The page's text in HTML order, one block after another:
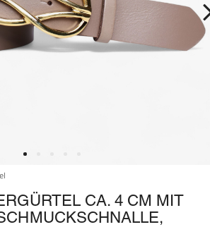
CA. 4 CM MIT